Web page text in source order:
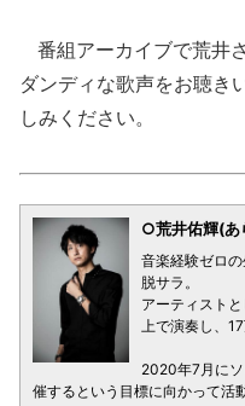
番組アーカイブで荒井
ダンディな歌声をお聴き
しみください。
○荒井佑輝(あ
音楽経験ゼロ
脱サラ。
アーティスト
上で演奏し、
2020年7月に
催するという目標に向かって活動